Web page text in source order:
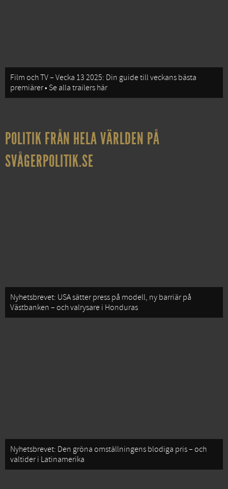
Film och TV – Vecka 13 2025: Din guide till veckans bästa
premiärer • Se alla trailers här
POLITIK FRÅN HELA VÄRLDEN PÅ
SVÅGERPOLITIK.SE
Nyhetsbrevet: USA sätter press på modell, ny barriär på
Västbanken – och valrysare i Honduras
Nyhetsbrevet: Den gröna omställningens blodiga pris – och
valtider i Latinamerika